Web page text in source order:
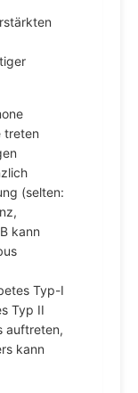
treten
(selten:
kann
Typ-I
Typ II
auftreten,
kann